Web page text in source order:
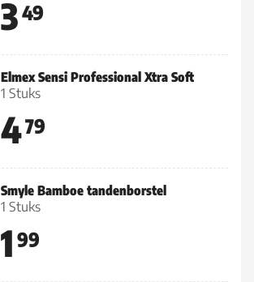
349
Elmex Sensi Professional Xtra Soft
1 Stuks
479
Smyle Bamboe tandenborstel
1 Stuks
1 99